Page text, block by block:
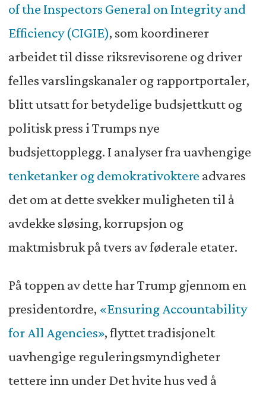
of the Inspectors General on Integrity and
Efficiency (CIGIE), som koordinerer
arbeidet til disse riksrevisorene og driver
felles varslingskanaler og rapportportaler,
blitt utsatt for betydelige budsjettkutt og
politisk press i Trumps nye
budsjettopplegg. I analyser fra uavhengige
tenketanker og demokrativoktere advares
det om at dette svekker muligheten til å
avdekke sløsing, korrupsjon og
maktmisbruk på tvers av føderale etater.
På toppen av dette har Trump gjennom en
presidentordre, «Ensuring Accountability
for All Agencies», flyttet tradisjonelt
uavhengige reguleringsmyndigheter
tettere inn under Det hvite hus ved å